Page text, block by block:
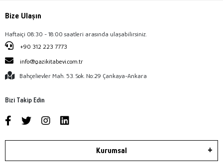
Bize Ulaşın
Haftaiçi 08:30 - 18:00 saatleri arasında ulaşabilirsiniz.
+90 312 223 7773
info@gazikitabevi.com.tr
Bahçelievler Mah. 53. Sok. No:29 Çankaya-Ankara
Bizi Takip Edin
Kurumsal